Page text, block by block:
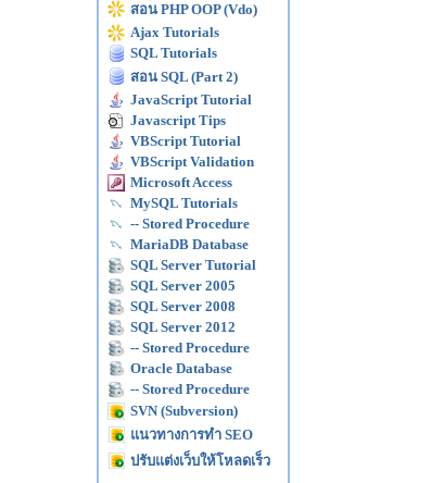
สอน PHP OOP (Vdo)
Ajax Tutorials
SQL Tutorials
สอน SQL (Part 2)
JavaScript Tutorial
Javascript Tips
VBScript Tutorial
VBScript Validation
Microsoft Access
MySQL Tutorials
-- Stored Procedure
MariaDB Database
SQL Server Tutorial
SQL Server 2005
SQL Server 2008
SQL Server 2012
-- Stored Procedure
Oracle Database
-- Stored Procedure
SVN (Subversion)
แนวทางการทำ SEO
ปรับแต่งเว็บให้โหลดเร็ว